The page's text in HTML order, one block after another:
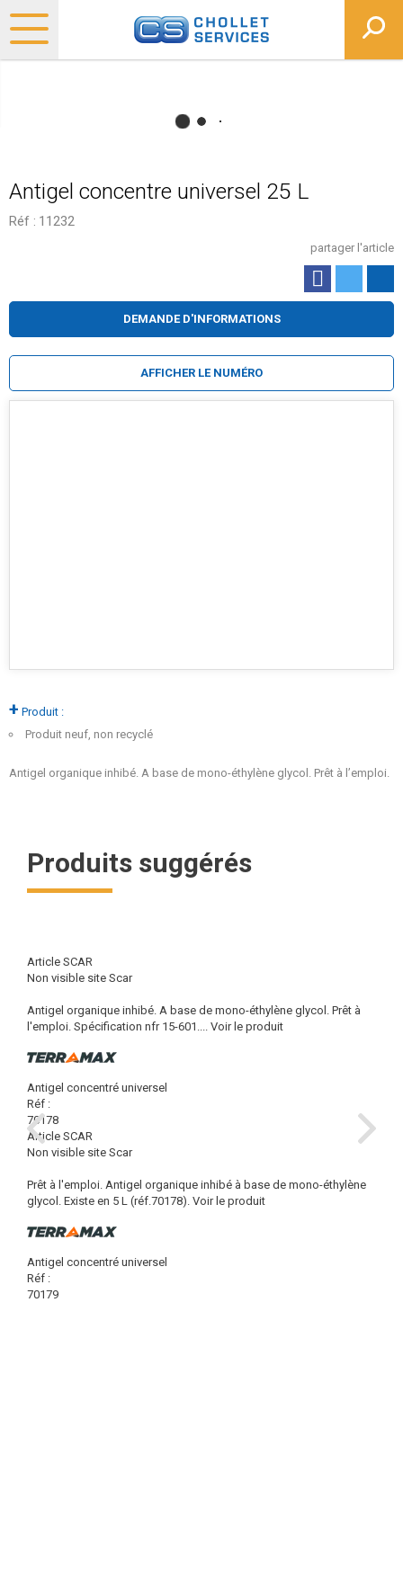
Antigel concentre universel 25 L
Réf : 11232
+ Produit :
Produit neuf, non recyclé
partager l'article
Antigel organique inhibé. A base de mono-éthylène glycol. Prêt à l’emploi.
DEMANDE D'INFORMATIONS
AFFICHER LE NUMÉRO
Produits suggérés
Article SCAR
Non visible site Scar
Antigel organique inhibé. A base de mono-éthylène glycol. Prêt à
l'emploi. Spécification nfr 15-601.... Voir le produit
Antigel concentré universel
Réf :
70178
Article SCAR
Non visible site Scar
Prêt à l'emploi. Antigel organique inhibé à base de mono-éthylène
glycol. Existe en 5 L (réf.70178). Voir le produit
Antigel concentré universel
Réf :
70179